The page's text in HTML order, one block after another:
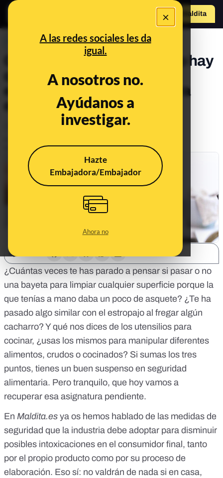
×
A las redes sociales les da
igual.
A nosotros no.
Ayúdanos a
investigar.
Hazte
Embajadora/Embajador
Ahora no
Hazte Maldito
PREBUNKING
Cómo utilizar y cada cuánto hay
que cambiar bayetas y
estropajos en la cocina para
evitar intoxicaciones
Actualizado elJun 7, 2022, 8:49:00 AM
¿Cuántas veces te has parado a pensar si pasar o no
una bayeta para limpiar cualquier superficie porque la
que tenías a mano daba un poco de asquete? ¿Te ha
pasado algo similar con el estropajo al fregar algún
cacharro? Y qué nos dices de los utensilios para
cocinar, ¿usas los mismos para manipular diferentes
alimentos, crudos o cocinados? Si sumas los tres
puntos, tienes un buen suspenso en seguridad
alimentaria. Pero tranquilo, que hoy vamos a
recuperar esa asignatura pendiente.
En Maldita.es ya os hemos hablado de las medidas de
seguridad que la industria debe adoptar para disminuir
posibles intoxicaciones en el consumidor final, tanto
por el propio producto como por su proceso de
elaboración. Eso sí: no valdrán de nada si en casa,